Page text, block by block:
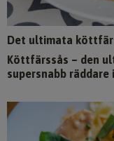
Det ultimata
Köttfärssås – den
supersnabb räddare